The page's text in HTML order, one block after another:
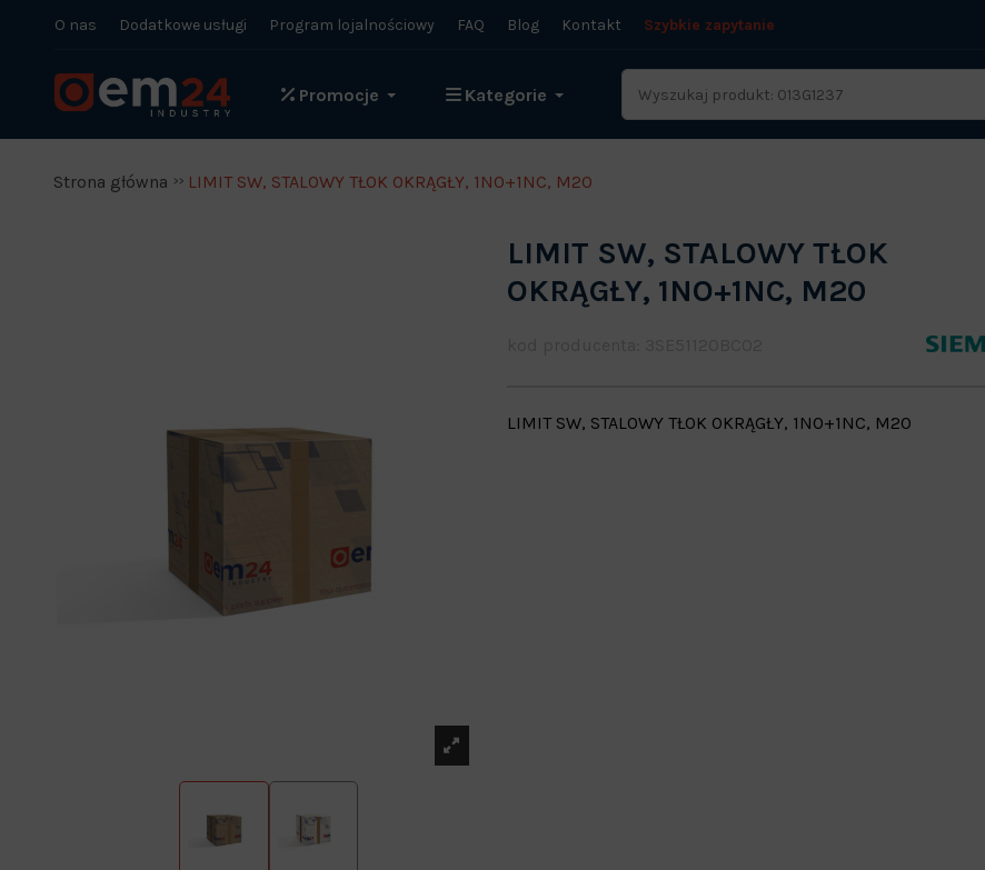
O nas Dodatkowe usługi Program lojalnościowy FAQ Blog Kontakt Szybkie zapytanie
Promocje Kategorie
Strona główna LIMIT SW, STALOWY TŁOK OKRĄGŁY, 1NO+1NC, M20
LIMIT SW, STALOWY TŁOK
OKRĄGŁY, 1NO+1NC, M20
LIMIT SW, STALOWY TŁOK OKRĄGŁY, 1NO+1NC, M20